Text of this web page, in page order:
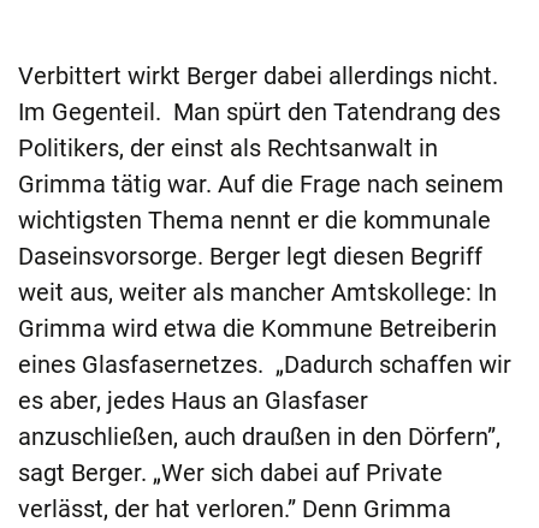
Verbittert wirkt Berger dabei allerdings nicht.
Im Gegenteil. Man spürt den Tatendrang des
Politikers, der einst als Rechtsanwalt in
Grimma tätig war. Auf die Frage nach seinem
wichtigsten Thema nennt er die kommunale
Daseinsvorsorge. Berger legt diesen Begriff
weit aus, weiter als mancher Amtskollege: In
Grimma wird etwa die Kommune Betreiberin
eines Glasfasernetzes. „Dadurch schaffen wir
es aber, jedes Haus an Glasfaser
anzuschließen, auch draußen in den Dörfern”,
sagt Berger. „Wer sich dabei auf Private
verlässt, der hat verloren.” Denn Grimma